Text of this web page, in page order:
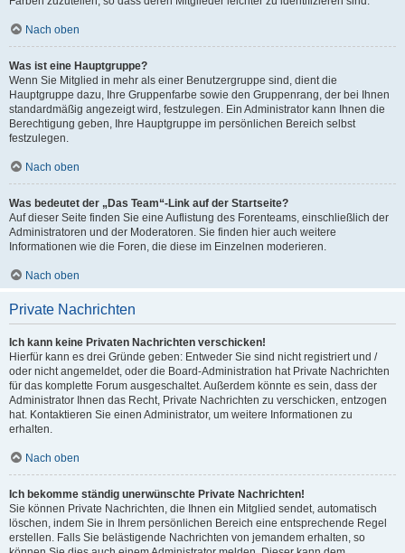
Nach oben
Was ist eine Hauptgruppe?
Wenn Sie Mitglied in mehr als einer Benutzergruppe sind, dient die
Hauptgruppe dazu, Ihre Gruppenfarbe sowie den Gruppenrang, der bei Ihnen
standardmäßig angezeigt wird, festzulegen. Ein Administrator kann Ihnen die
Berechtigung geben, Ihre Hauptgruppe im persönlichen Bereich selbst
festzulegen.
Nach oben
Was bedeutet der „Das Team“-Link auf der Startseite?
Auf dieser Seite finden Sie eine Auflistung des Forenteams, einschließlich der
Administratoren und der Moderatoren. Sie finden hier auch weitere
Informationen wie die Foren, die diese im Einzelnen moderieren.
Nach oben
Private Nachrichten
Ich kann keine Privaten Nachrichten verschicken!
Hierfür kann es drei Gründe geben: Entweder Sie sind nicht registriert und /
oder nicht angemeldet, oder die Board-Administration hat Private Nachrichten
für das komplette Forum ausgeschaltet. Außerdem könnte es sein, dass der
Administrator Ihnen das Recht, Private Nachrichten zu verschicken, entzogen
hat. Kontaktieren Sie einen Administrator, um weitere Informationen zu
erhalten.
Nach oben
Ich bekomme ständig unerwünschte Private Nachrichten!
Sie können Private Nachrichten, die Ihnen ein Mitglied sendet, automatisch
löschen, indem Sie in Ihrem persönlichen Bereich eine entsprechende Regel
erstellen. Falls Sie belästigende Nachrichten von jemandem erhalten, so